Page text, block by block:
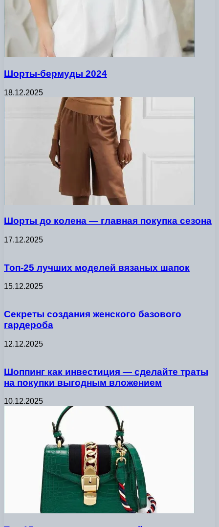
Шорты-бермуды 2024
18.12.2025
Шорты до колена — главная покупка сезона
17.12.2025
Топ-25 лучших моделей вязаных шапок
15.12.2025
Секреты создания женского базового
гардероба
12.12.2025
Шоппинг как инвестиция — сделайте траты
на покупки выгодным вложением
10.12.2025